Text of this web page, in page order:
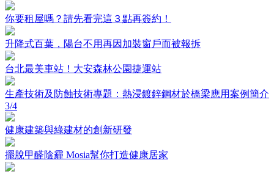
你要租屋嗎？請先看完這３點再簽約！
升降式百葉，陽台不用再因加裝窗戶而被報拆
台北最美車站！大安森林公園捷運站
生產技術及防蝕技術專題：熱浸鍍鋅鋼材於橋梁應用案例簡介
3/4
健康建築與綠建材的創新研發
擺脫甲醛陰霾 Mosia幫你打造健康居家